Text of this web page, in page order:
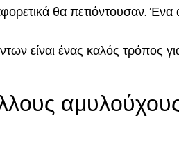
θα πετιόντουσαν. Ένα
είναι ένας καλός τρόπος